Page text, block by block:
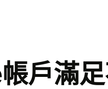
戶滿